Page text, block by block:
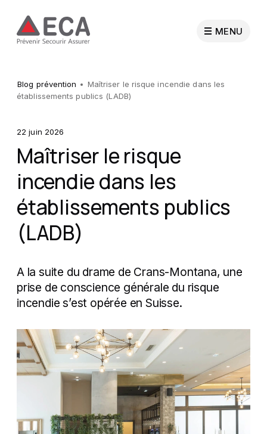
MENU
Particuliers
Collectivités publiques
Professionnels
Sapeurs-pompiers
Recherche
À propos de l'ECA
Blog prévention
Maîtriser le risque incendie dans les
établissements publics (LADB)
22 juin 2026
Maîtriser le risque
incendie dans les
établissements publics
(LADB)
A la suite du drame de Crans-Montana, une
prise de conscience générale du risque
incendie s’est opérée en Suisse.